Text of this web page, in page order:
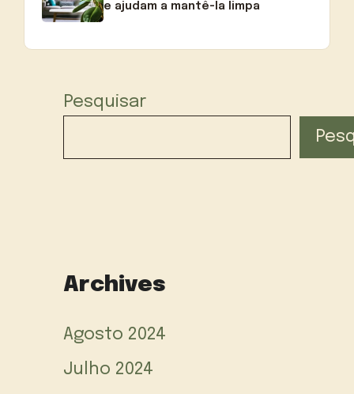
e ajudam a mantê-la limpa
Pesquisar
Archives
Agosto 2024
Julho 2024